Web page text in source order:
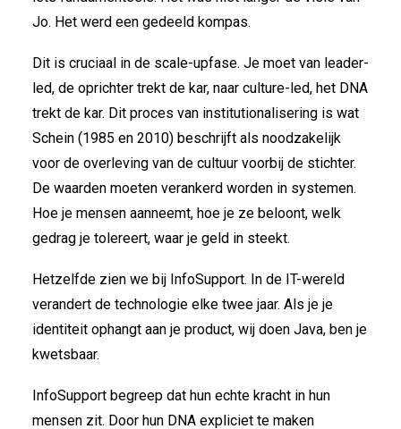
Jo. Het werd een gedeeld kompas.
Dit is cruciaal in de scale-upfase. Je moet van leader-
led, de oprichter trekt de kar, naar culture-led, het DNA
trekt de kar. Dit proces van institutionalisering is wat
Schein (1985 en 2010) beschrijft als noodzakelijk
voor de overleving van de cultuur voorbij de stichter.
De waarden moeten verankerd worden in systemen.
Hoe je mensen aanneemt, hoe je ze beloont, welk
gedrag je tolereert, waar je geld in steekt.
Hetzelfde zien we bij InfoSupport. In de IT-wereld
verandert de technologie elke twee jaar. Als je je
identiteit ophangt aan je product, wij doen Java, ben je
kwetsbaar.
InfoSupport begreep dat hun echte kracht in hun
mensen zit. Door hun DNA expliciet te maken